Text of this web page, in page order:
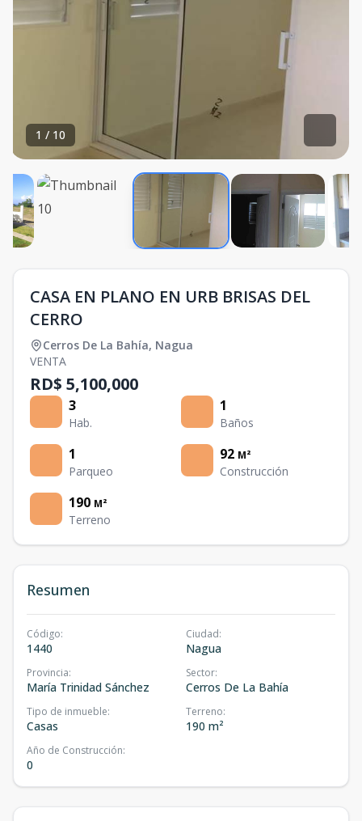
1 / 10
CASA EN PLANO EN URB BRISAS DEL
CERRO
Cerros De La Bahía, Nagua
VENTA
RD$ 5,100,000
3
Hab.
1
Baños
1
Parqueo
92 M²
Construcción
190 M²
Terreno
Resumen
Código:
1440
Ciudad:
Nagua
Provincia:
María Trinidad Sánchez
Sector:
Cerros De La Bahía
Tipo de inmueble:
Casas
Terreno:
190 m²
Año de Construcción:
0